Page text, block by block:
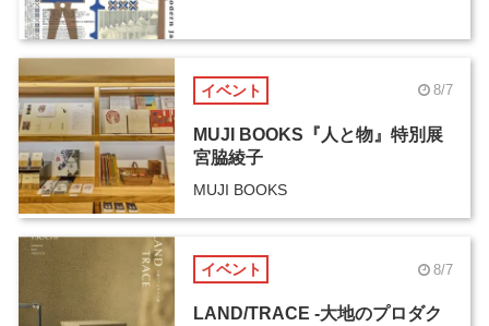
イベント 8/7
MUJI BOOKS『人と物』特別展
宮脇綾子
MUJI BOOKS
イベント 8/7
LAND/TRACE -大地のプロダク